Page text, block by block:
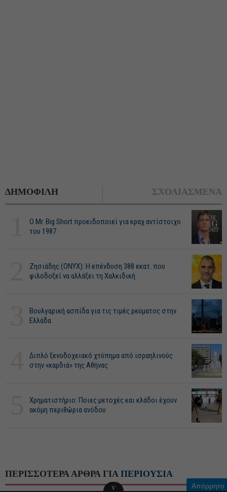
ΔΗΜΟΦΙΛΗ ΣΧΟΛΙΑΣΜΕΝΑ
O Mr. Big Short προειδοποιεί για κραχ αντίστοιχο
του 1987
Ζησιάδης (ONYX): Η επένδυση 388 εκατ. που
φιλοδοξεί να αλλάξει τη Χαλκιδική
Βουλγαρική ασπίδα για τις τιμές ρεύματος στην
Ελλάδα
Διπλό ξενοδοχειακό χτύπημα από ισραηλινούς
στην «καρδιά» της Αθήνας
Χρηματιστήριο: Ποιες μετοχές και κλάδοι έχουν
ακόμη περιθώρια ανόδου
ΠΕΡΙΣΣΟΤΕΡΑ ΑΡΘΡΑ ΓΙΑ ΠΕΡΙΟΥΣΙΑ
v Απόρρητο